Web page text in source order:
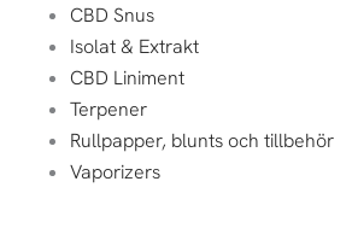
CBD Snus
Isolat & Extrakt
CBD Liniment
Terpener
Rullpapper, blunts och tillbehör
Vaporizers